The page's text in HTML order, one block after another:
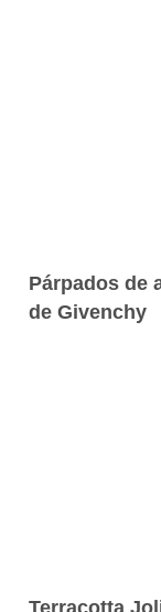
Párpados de
de Givenchy
Terracotta